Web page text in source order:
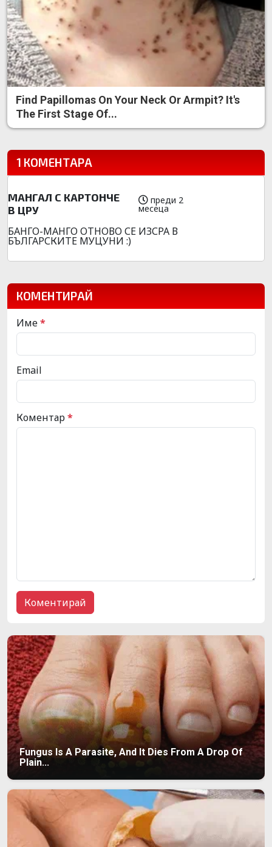
Find Papillomas On Your Neck Or Armpit? It's
The First Stage Of...
1 КОМЕНТАРА
МАНГАЛ С КАРТОНЧЕ
В ЦРУ
преди 2
месеца
БАНГО-МАНГО ОТНОВО СЕ ИЗСРА В
БЪЛГАРСКИТЕ МУЦУНИ :)
КОМЕНТИРАЙ
Име*
Email
Коментар*
Fungus Is A Parasite, And It Dies From A Drop Of
Plain...